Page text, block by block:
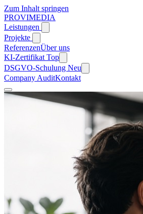
Zum Inhalt springen
PROVIMEDIA
Leistungen
Projekte
ReferenzenÜber uns
KI-Zertifikat Top
DSGVO-Schulung Neu
Company AuditKontakt